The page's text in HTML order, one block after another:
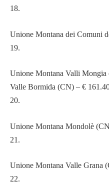
18.
Unione Montana dei Comuni
19.
Unione Montana Valli Mongia
Valle Bormida (CN) – €
20.
Unione Montana Mondolè
21.
Unione Montana Valle Grana
22.